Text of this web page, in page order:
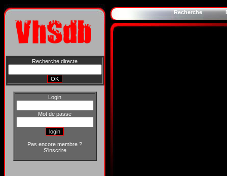
Recherche directe
Login
Mot de passe
Pas encore membre ?
S'inscrire
Recherche